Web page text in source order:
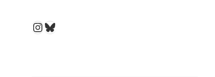
Instagram
Bluesky